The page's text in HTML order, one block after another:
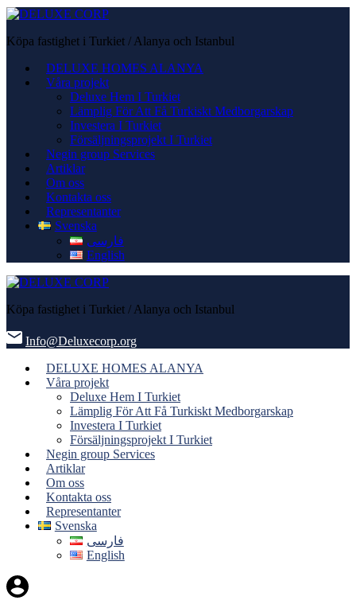
Köpa fastighet i Turkiet / Alanya och Istanbul
DELUXE HOMES ALANYA
Våra projekt
Deluxe Hem I Turkiet
Lämplig För Att Få Turkiskt Medborgarskap
Investera I Turkiet
Försäljningsprojekt I Turkiet
Negin group Services
Artiklar
Om oss
Kontakta oss
Representanter
Svenska
فارسی
English
Köpa fastighet i Turkiet / Alanya och Istanbul
Info@Deluxecorp.org
DELUXE HOMES ALANYA
Våra projekt
Deluxe Hem I Turkiet
Lämplig För Att Få Turkiskt Medborgarskap
Investera I Turkiet
Försäljningsprojekt I Turkiet
Negin group Services
Artiklar
Om oss
Kontakta oss
Representanter
Svenska
فارسی
English